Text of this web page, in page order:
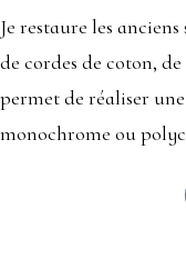
Je restaure les
de cordes de coton,
permet de réaliser
monochrome ou